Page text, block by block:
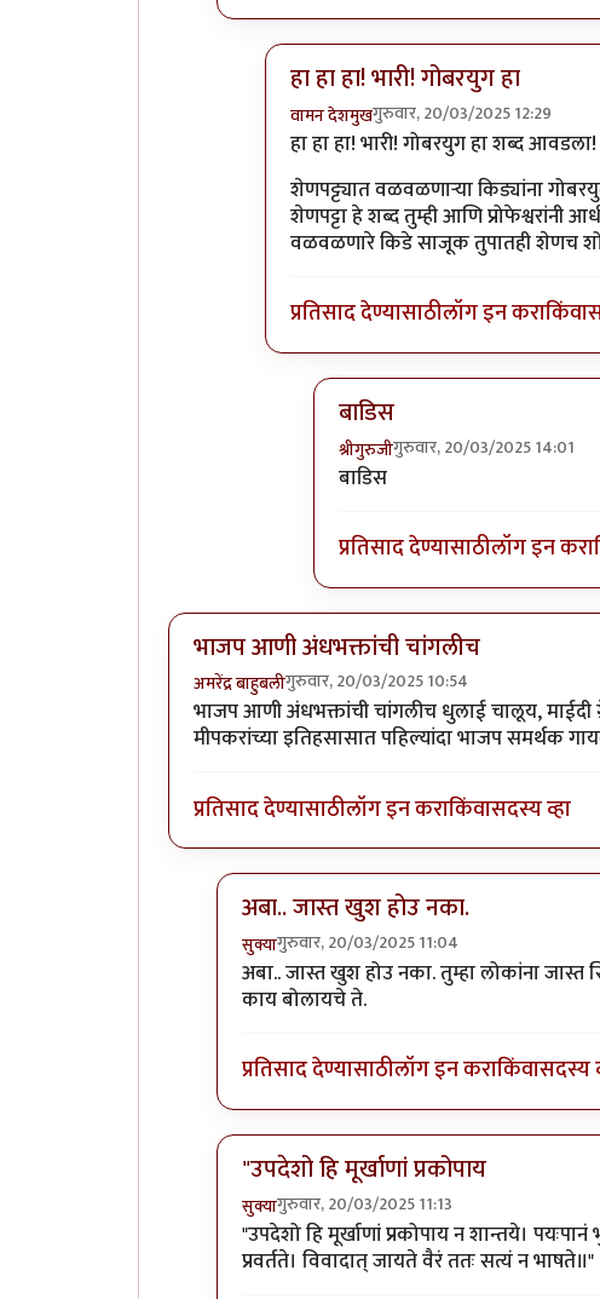
हा हा हा! भारी! गोबरयुग हा
वामन देशमुखगुरुवार, 20/03/2025 12:29
In reply toहा हा हा! भारी! गोबरयुग हाby
हा हा हा! भारी! गोबरयुग हा शब्द आवडला!
शेणपट्ट्यात वळवळणाऱ्या किड्यांना
शेणपट्टा हे शब्द तुम्ही आणि प्रोफेश्वरांनी
वळवळणारे किडे साजूक तुपातही शेणच
प्रतिसाद देण्यासाठीलॉग इन कराकिंवा
बाडिस
श्रीगुरुजीगुरुवार, 20/03/2025 14:01
In reply to
बाडिस
प्रतिसाद देण्यासाठीलॉग इन करा
भाजप आणी अंधभक्तांची चांगलीच
अमरेंद्र बाहुबलीगुरुवार, 20/03/2025 10:54
भाजप आणी अंधभक्तांची चांगलीच धुलाई चालूय, माईदी
मीपकरांच्या इतिहसासात पहिल्यांदा भाजप समर्थक
प्रतिसाद देण्यासाठीलॉग इन कराकिंवासदस्य व्हा
अबा.. जास्त खुश होउ नका.
सुक्यागुरुवार, 20/03/2025 11:04
In reply toभाजप आणी अंधभक्तांची चांगलीच
अबा.. जास्त खुश होउ नका. तुम्हा लोकांना
काय बोलायचे ते.
प्रतिसाद देण्यासाठीलॉग इन कराकिंवासदस्य
"उपदेशो हि मूर्खाणां प्रकोपाय
सुक्यागुरुवार, 20/03/2025 11:13
In reply toभाजप आणी अंधभक्तांची चांगलीच
"उपदेशो हि मूर्खाणां प्रकोपाय न शान्तये।
प्रवर्तते। विवादात् जायते वैरं ततः सत्यं न भाषते॥"